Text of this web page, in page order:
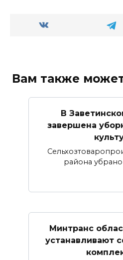
Вам также
В
завершена
района убрано
Минтранс
устанавливают